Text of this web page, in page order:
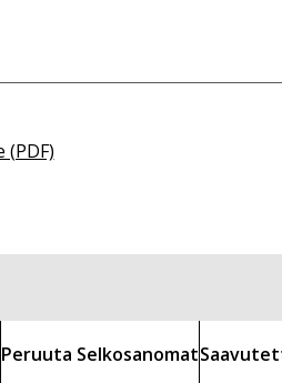
Peruuta Selkosanomat